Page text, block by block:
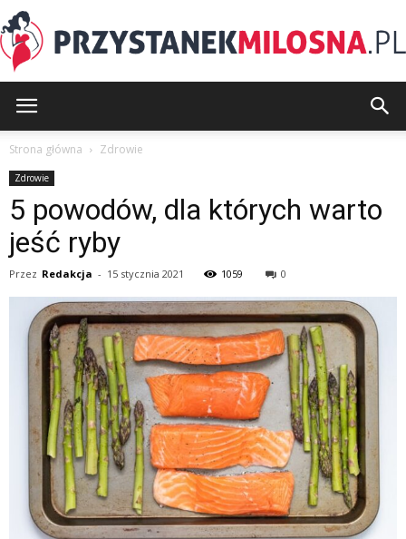
Strona główna Zdrowie
Zdrowie
5 powodów, dla których warto
jeść ryby
Przez Redakcja - 15 stycznia 2021 1059 0